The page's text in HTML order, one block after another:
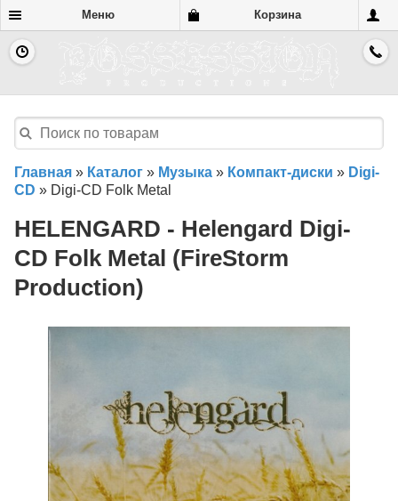
Меню Корзина
Главная » Каталог » Музыка » Компакт-диски » Digi-
CD » Digi-CD Folk Metal
HELENGARD - Helengard Digi-
CD Folk Metal (FireStorm
Production)